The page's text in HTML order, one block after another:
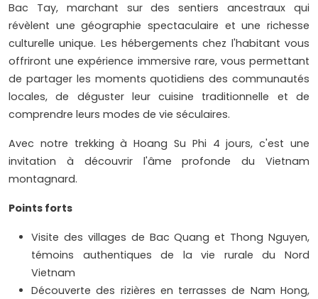
Bac Tay, marchant sur des sentiers ancestraux qui
révèlent une géographie spectaculaire et une richesse
culturelle unique. Les hébergements chez l'habitant vous
offriront une expérience immersive rare, vous permettant
de partager les moments quotidiens des communautés
locales, de déguster leur cuisine traditionnelle et de
comprendre leurs modes de vie séculaires.
Avec notre trekking à Hoang Su Phi 4 jours, c'est une
invitation à découvrir l'âme profonde du Vietnam
montagnard.
Points forts
Visite des villages de Bac Quang et Thong Nguyen,
témoins authentiques de la vie rurale du Nord
Vietnam
Découverte des rizières en terrasses de Nam Hong,